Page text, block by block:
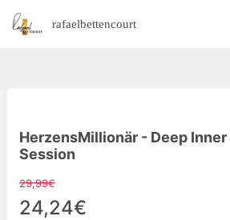
rafaelbettencourt
HerzensMillionär - Deep
Session
24,24€
29,99€